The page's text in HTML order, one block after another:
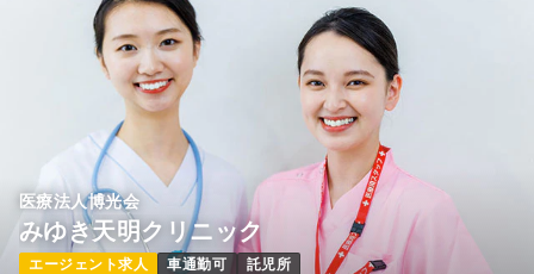
医療法人博光会
みゆき天明クリニック
エージェント求人 車通勤可 託児所